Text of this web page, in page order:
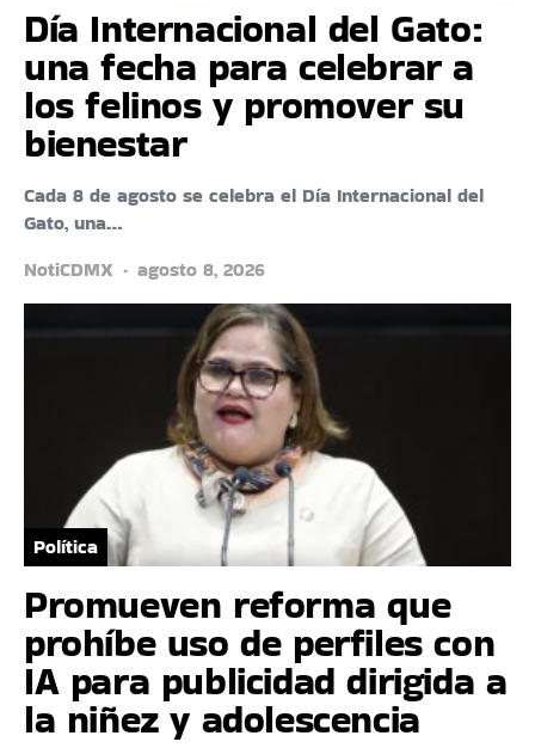
Día Internacional del Gato:
una fecha para celebrar a
los felinos y promover su
bienestar
Cada 8 de agosto se celebra el Día Internacional del
Gato, una…
NotiCDMX
agosto 8, 2026
Política
Promueven reforma que
prohíbe uso de perfiles con
IA para publicidad dirigida a
la niñez y adolescencia